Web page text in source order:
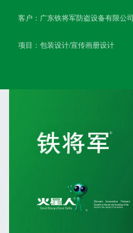
客户：广东铁将军防盗设备有限公司
项目：包装设计/宣传画册设计